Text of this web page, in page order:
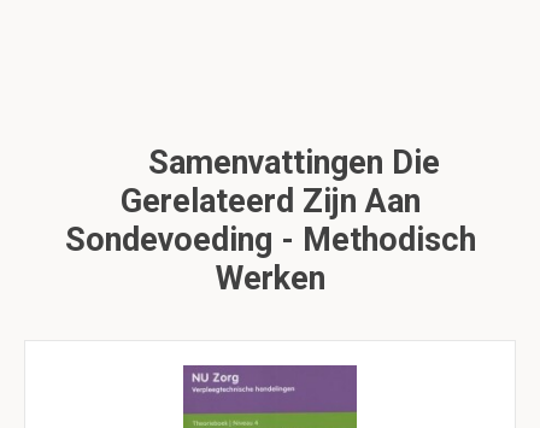
Samenvattingen Die
Gerelateerd Zijn Aan
Sondevoeding - Methodisch
Werken